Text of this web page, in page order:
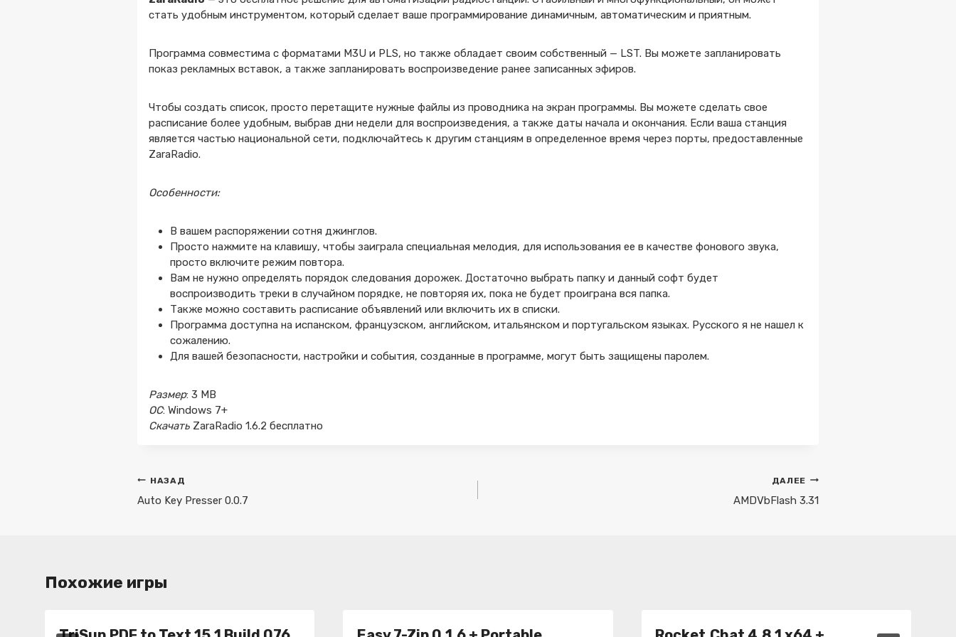
стать удобным инструментом, который сделает ваше программирование динамичным, автоматическим и приятным.
Программа совместима с форматами M3U и PLS, но также обладает своим собственный — LST. Вы можете запланировать
показ рекламных вставок, а также запланировать воспроизведение ранее записанных эфиров.
Чтобы создать список, просто перетащите нужные файлы из проводника на экран программы. Вы можете сделать свое
расписание более удобным, выбрав дни недели для воспроизведения, а также даты начала и окончания. Если ваша станция
является частью национальной сети, подключайтесь к другим станциям в определенное время через порты, предоставленные
ZaraRadio.
Особенности:
В вашем распоряжении сотня джинглов.
Просто нажмите на клавишу, чтобы заиграла специальная мелодия, для использования ее в качестве фонового звука,
просто включите режим повтора.
Вам не нужно определять порядок следования дорожек. Достаточно выбрать папку и данный софт будет
воспроизводить треки в случайном порядке, не повторяя их, пока не будет проиграна вся папка.
Также можно составить расписание объявлений или включить их в списки.
Программа доступна на испанском, французском, английском, итальянском и португальском языках. Русского я не нашел к
сожалению.
Для вашей безопасности, настройки и события, созданные в программе, могут быть защищены паролем.
Размер: 3 MB
ОС: Windows 7+
Скачать ZaraRadio 1.6.2 бесплатно
Навигация
по
НАЗАД
Auto Key Presser 0.0.7
ДАЛЕЕ
AMDVbFlash 3.31
Похожие игры